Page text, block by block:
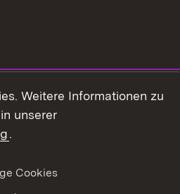
Barrierefreiheit
Weitere Informationen zu
unserer
.
Cookies